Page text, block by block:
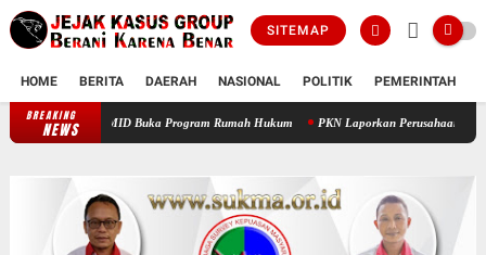
SITEMAP
HOME BERITA DAERAH NASIONAL POLITIK PEMERINTAH
BREAKING
NEWSProf Sutan Nasomal Dorong Pendidikan Advokat Muda, PAMID Buka